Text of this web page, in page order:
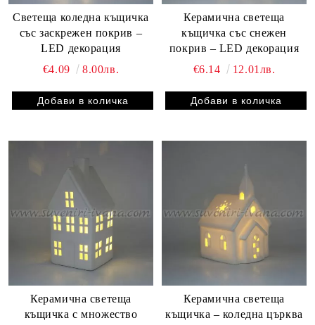
Светеща коледна къщичка
със заскрежен покрив –
LED декорация
€4.09
8.00лв.
Керамична светеща
къщичка със снежен
покрив – LED декорация
€6.14
12.01лв.
Керамична светеща
къщичка с множество
Керамична светеща
къщичка – коледна църква